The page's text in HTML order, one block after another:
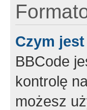
Czym
BBCode
kontrolę
możesz